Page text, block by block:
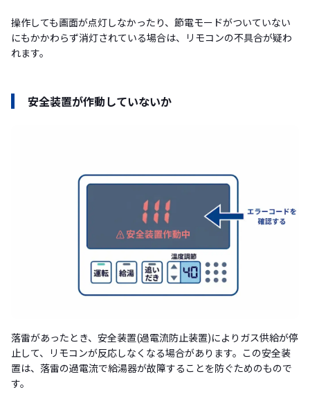
操作しても画面が点灯しなかったり、節電モードがついていない
にもかかわらず消灯されている場合は、リモコンの不具合が疑わ
れます。
安全装置が作動していないか
落雷があったとき、安全装置(過電流防止装置)によりガス供給が停
止して、リモコンが反応しなくなる場合があります。この安全装
置は、落雷の過電流で給湯器が故障することを防ぐためのもので
す。